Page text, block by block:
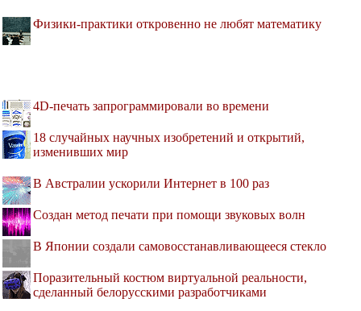
Физики-практики откровенно не любят математику
4D-печать запрограммировали во времени
18 случайных научных изобретений и открытий,
изменивших мир
В Австралии ускорили Интернет в 100 раз
Создан метод печати при помощи звуковых волн
В Японии создали самовосстанавливающееся стекло
Поразительный костюм виртуальной реальности,
сделанный белорусскими разработчиками